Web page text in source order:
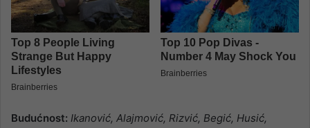
Budućnost: Ikanović, Alajmović, Rizvić, Begić, Husić,